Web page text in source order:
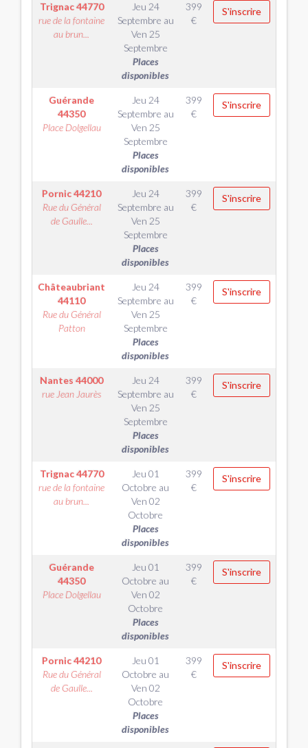
Trignac44770
rue de la fontaine
au brun...
Jeu 24
Septembre au
Ven 25
Septembre
Places
disponibles
399
€
S'inscrire
Guérande
44350
Place Dolgellau
Jeu 24
Septembre au
Ven 25
Septembre
Places
disponibles
399
€
S'inscrire
Pornic44210
Rue du Général
de Gaulle...
Jeu 24
Septembre au
Ven 25
Septembre
Places
disponibles
399
€
S'inscrire
Châteaubriant
44110
Rue du Général
Patton
Jeu 24
Septembre au
Ven 25
Septembre
Places
disponibles
399
€
S'inscrire
Nantes 44000
rue Jean Jaurès
Jeu 24
Septembre au
Ven 25
Septembre
Places
disponibles
399
€
S'inscrire
Trignac44770
rue de la fontaine
au brun...
Jeu 01
Octobre au
Ven 02
Octobre
Places
disponibles
399
€
S'inscrire
Guérande
44350
Place Dolgellau
Jeu 01
Octobre au
Ven 02
Octobre
Places
disponibles
399
€
S'inscrire
Pornic44210
Rue du Général
de Gaulle...
Jeu 01
Octobre au
Ven 02
Octobre
Places
disponibles
399
€
S'inscrire